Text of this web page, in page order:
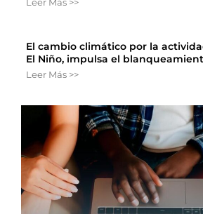
Leer Más >>
El cambio climático por la
El Niño, impulsa el
Leer Más >>